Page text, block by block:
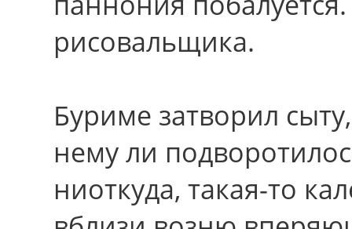
рисовальщика.
Буриме затворил
нему ли
ниоткуда, такая-то